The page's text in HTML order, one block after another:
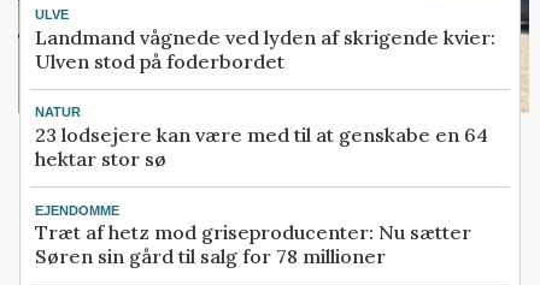
ULVE
Landmand vågnede ved lyden af skrigende kvier:
Ulven stod på foderbordet
NATUR
23 lodsejere kan være med til at genskabe en 64
hektar stor sø
EJENDOMME
Træt af hetz mod griseproducenter: Nu sætter
Søren sin gård til salg for 78 millioner